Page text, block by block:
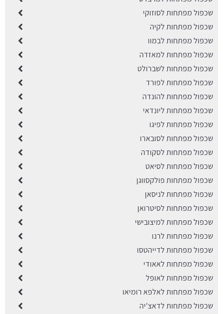
שכפול מפתחות לסוזוקי
שכפול מפתחות לקיה
שכפול מפתחות לבמוו
שכפול מפתחות למאזדה
שכפול מפתחות לשברולט
שכפול מפתחות לפורד
שכפול מפתחות להונדה
שכפול מפתחות ליונדאי
שכפול מפתחות לפיגו
שכפול מפתחות לסובארו
שכפול מפתחות לסקודה
שכפול מפתחות לסיאט
שכפול מפתחות פולקסווגן
שכפול מפתחות לניסאן
שכפול מפתחות לסיטרואן
שכפול מפתחות למיצובישי
שכפול מפתחות לרנו
שכפול מפתחות לדייהטסו
שכפול מפתחות לאאודי
שכפול מפתחות לאופל
שכפול מפתחות לאלפא רומיאו
שכפול מפתחות לדאצ'יה